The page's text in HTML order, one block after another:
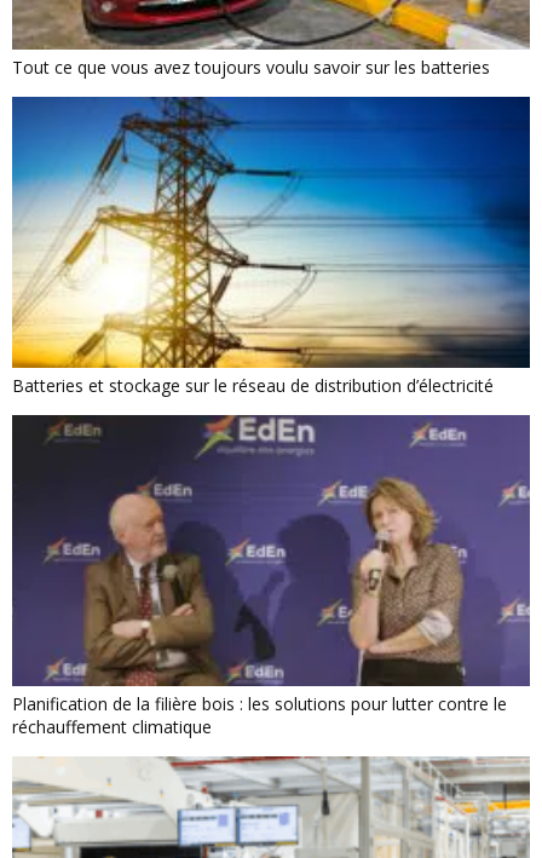
Tout ce que vous avez toujours voulu savoir sur les batteries
Batteries et stockage sur le réseau de distribution d’électricité
Planification de la filière bois : les solutions pour lutter contre le
réchauffement climatique